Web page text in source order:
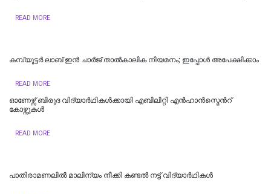
READ MORE
കമ്പ്യൂട്ടര്‍ ലാബ് ഇന്‍ ചാര്‍ജ് താല്‍കാലിക നിയമനം; ഇപ്പോള്‍ അപേക്ഷിക്കാം
READ MORE
ഓണേഴ്സ് ബിരുദ വിദ്യാര്‍ഥികള്‍ക്കായി എബിലിറ്റി എന്‍ഹാന്‍സ്മെന്‍റ്
കോഴ്സുകള്‍
READ MORE
പാതിരാമണലില്‍ മാലിന്യം നീക്കി കണ്ടല്‍ നട്ട് വിദ്യാര്‍ഥികള്‍